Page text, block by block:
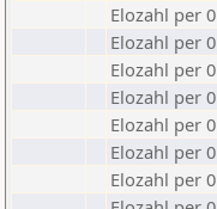
Elozahl per
Elozahl per
Elozahl per
Elozahl per
Elozahl per
Elozahl per
Elozahl per